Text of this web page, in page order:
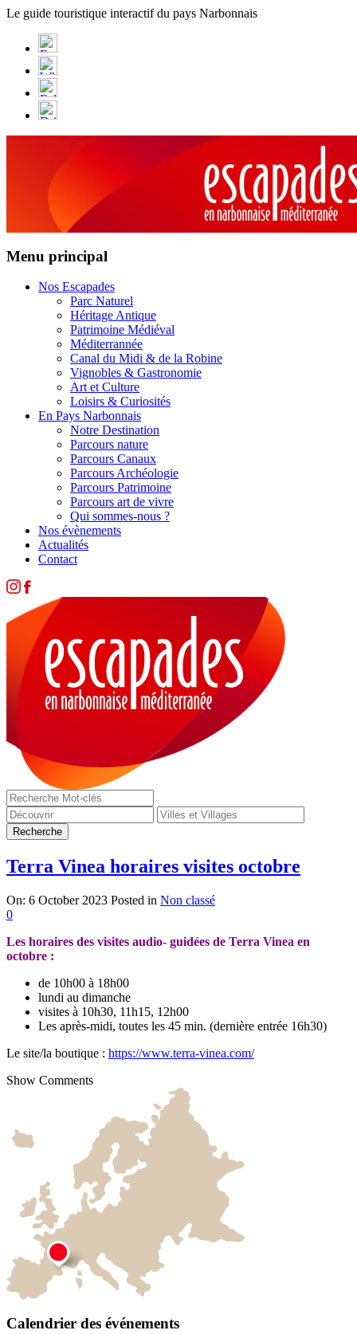
Panneau de gestion des cookies
Le guide touristique interactif du pays Narbonnais
Menu principal
Nos Escapades
Parc Naturel
Héritage Antique
Patrimoine Médiéval
Méditerrannée
Canal du Midi & de la Robine
Vignobles & Gastronomie
Art et Culture
Loisirs & Curiosités
En Pays Narbonnais
Notre Destination
Parcours nature
Parcours Canaux
Parcours Archéologie
Parcours Patrimoine
Parcours art de vivre
Qui sommes-nous ?
Nos évènements
Actualités
Contact
Terra Vinea horaires visites octobre
On: 6 October 2023 Posted in Non classé
0
Les horaires des visites audio- guidées de Terra Vinea en
octobre :
de 10h00 à 18h00
lundi au dimanche
visites à 10h30, 11h15, 12h00
Les après-midi, toutes les 45 min. (dernière entrée 16h30)
Le site/la boutique : https://www.terra-vinea.com/
Show Comments
Calendrier des événements